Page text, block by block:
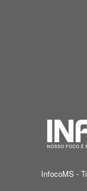
InfocoMS -